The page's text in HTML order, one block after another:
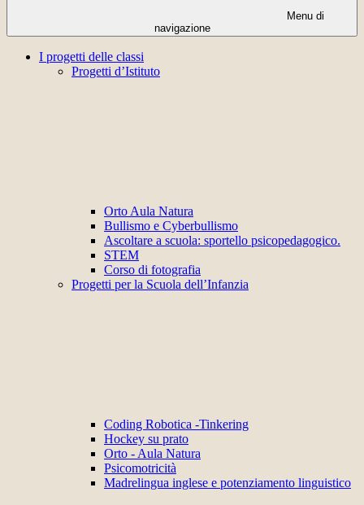
Menu di
navigazione
I progetti delle classi
Progetti d’Istituto
Orto Aula Natura
Bullismo e Cyberbullismo
Ascoltare a scuola: sportello psicopedagogico.
STEM
Corso di fotografia
Progetti per la Scuola dell’Infanzia
Coding Robotica -Tinkering
Hockey su prato
Orto - Aula Natura
Psicomotricità
Madrelingua inglese e potenziamento linguistico